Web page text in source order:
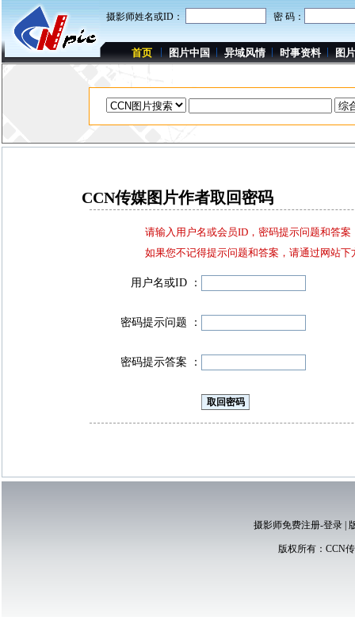
摄影师姓名或ID： 密 码：
首页 图片中国 异域风情 时事资料 图
CCN传媒图片作者取回密码
请输入用户名或会员ID，密码提示问题和答
如果您不记得提示问题和答案，请通过网站
用户名或ID ：
密码提示问题 ：
密码提示答案 ：
摄影师免费注册-登录|
版权所有： CCN